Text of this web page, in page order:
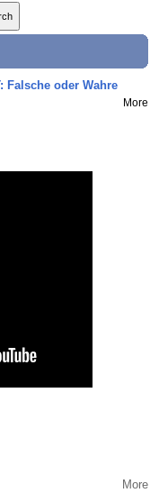
Falsche oder Wahre
More
More